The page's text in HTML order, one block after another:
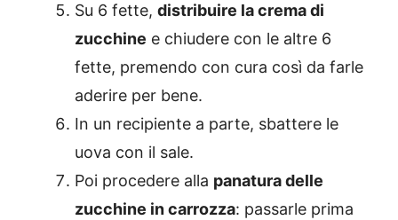
Su 6 fette, distribuire la crema di
zucchine e chiudere con le altre 6
fette, premendo con cura così da farle
aderire per bene.
In un recipiente a parte, sbattere le
uova con il sale.
Poi procedere alla panatura delle
zucchine in carrozza: passarle prima